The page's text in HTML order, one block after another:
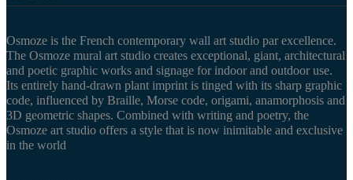
Osmoze is the French contemporary wall art studio par excellence.
The Osmoze mural art studio creates exceptional, giant, architectural
and poetic graphic works and signage for indoor and outdoor use.
Its entirely hand-drawn plant imprint is tinged with its sharp graphic
code, influenced by Braille, Morse code, origami, anamorphosis and
3D geometric shapes. Combined with writing and poetry, the
Osmoze art studio offers a style that is now inimitable and exclusive
in the world